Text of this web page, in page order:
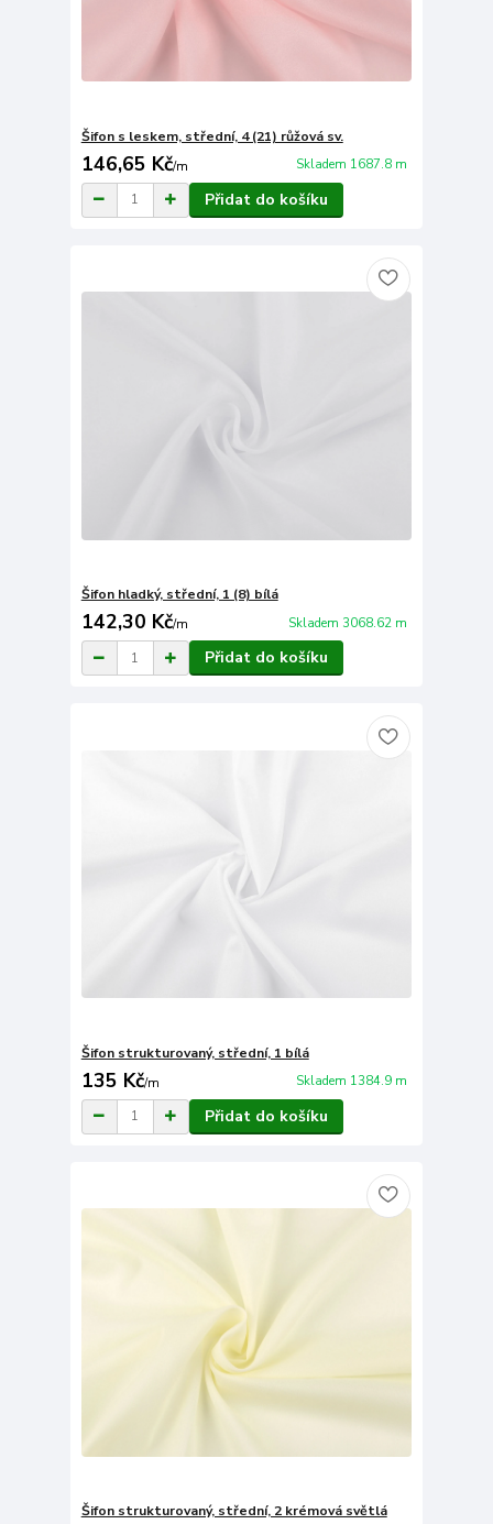
Šifon s leskem, střední, 4 (21) růžová sv.
146,65 Kč/m Skladem 1687.8 m
Přidat do košíku
Šifon hladký, střední, 1 (8) bílá
142,30 Kč/m Skladem 3068.62 m
Přidat do košíku
Šifon strukturovaný, střední, 1 bílá
135 Kč/m Skladem 1384.9 m
Přidat do košíku
Šifon strukturovaný, střední, 2 krémová světlá